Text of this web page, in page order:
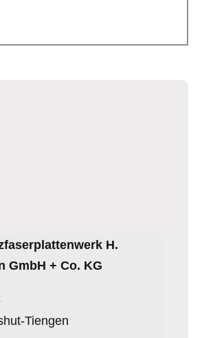
H.
GmbH + Co. KG
Tiengen